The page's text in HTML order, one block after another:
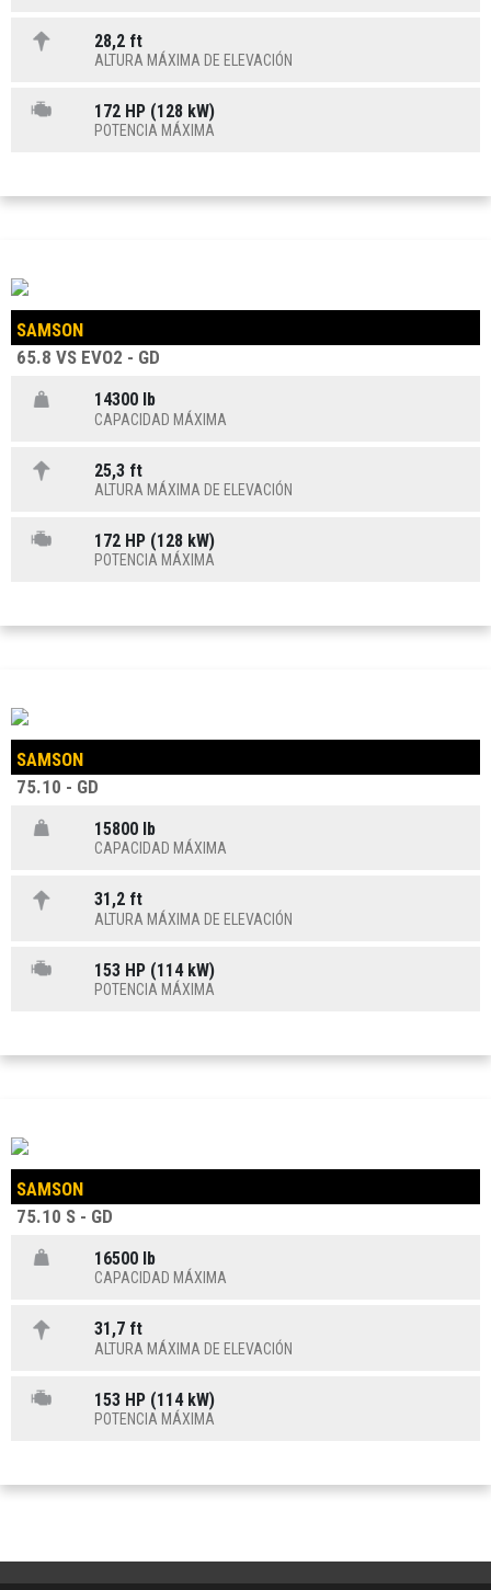
28,2 ft
ALTURA MÁXIMA DE ELEVACIÓN
172 HP (128 kW)
POTENCIA MÁXIMA
SAMSON
65.8 VS EVO2 - GD
14300 lb
CAPACIDAD MÁXIMA
25,3 ft
ALTURA MÁXIMA DE ELEVACIÓN
172 HP (128 kW)
POTENCIA MÁXIMA
SAMSON
75.10 - GD
15800 lb
CAPACIDAD MÁXIMA
31,2 ft
ALTURA MÁXIMA DE ELEVACIÓN
153 HP (114 kW)
POTENCIA MÁXIMA
SAMSON
75.10 S - GD
16500 lb
CAPACIDAD MÁXIMA
31,7 ft
ALTURA MÁXIMA DE ELEVACIÓN
153 HP (114 kW)
POTENCIA MÁXIMA